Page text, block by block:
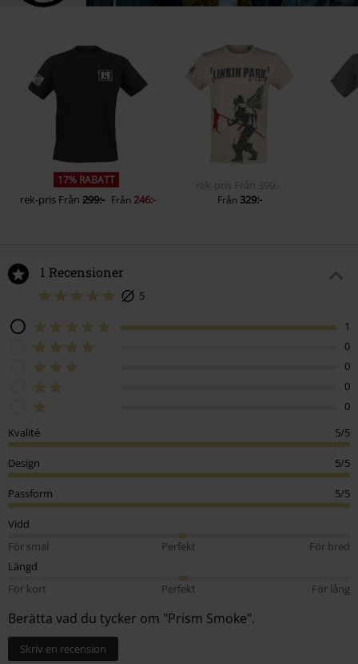
17% RABATT
rek-pris Från299:- Från 246:-
rek-pris Från 399:-
Från329:-
1 Recensioner
5
1
0
0
0
0
Kvalité
5/5
Design 5/5
Passform 5/5
Vidd
För smal
Perfekt
För bred
Längd
För kort
Perfekt För lång
Berätta vad du tycker om "Prism Smoke".
Skriv en recension